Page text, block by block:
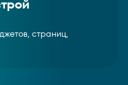
страниц,